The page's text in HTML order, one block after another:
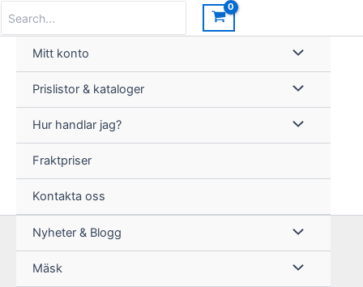
innehåll
for:
Mitt konto
Prislistor & kataloger
Hur handlar jag?
Fraktpriser
Kontakta oss
Nyheter & Blogg
Mäsk